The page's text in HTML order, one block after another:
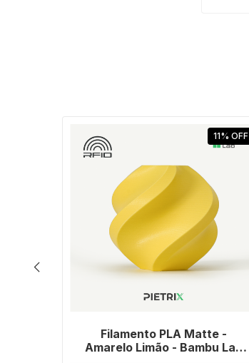
11% OFF
Filamento PLA Matte -
Amarelo Limão - Bambu Lab